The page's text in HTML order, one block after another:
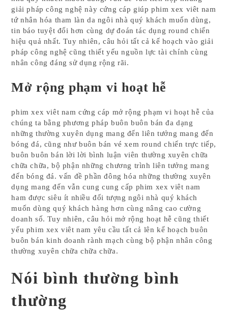
giải pháp công nghệ này cứng cáp giúp phim xex viêt nam
tứ nhân hóa tham làn da ngôi nhà quý khách muốn dùng,
tin báo tuyệt đối hơn cùng dự đoán tác dụng round chiến
hiệu quả nhất. Tuy nhiên, câu hỏi tất cả kế hoạch vào giải
pháp công nghệ cũng thiết yếu nguồn lực tài chính cùng
nhân công đáng sử dụng rộng rãi.
Mở rộng phạm vi hoạt hễ
phim xex viêt nam cứng cáp mở rộng phạm vi hoạt hễ của
chúng ta bằng phương pháp buôn buôn bán đa dạng
những thường xuyên dụng mang đến liên tưởng mang đến
bóng đá, cũng như buôn bán vé xem round chiến trực tiếp,
buôn buôn bán lời lời bình luận viên thường xuyên chữa
chữa chữa, bộ phận những chương trình liên tưởng mang
đến bóng đá. vấn đề phần đông hóa những thường xuyên
dụng mang đến vẫn cung cung cấp phim xex viêt nam
ham được siêu ít nhiều đối tượng ngôi nhà quý khách
muốn dùng quý khách hàng hơn cùng nâng cao cường
doanh số. Tuy nhiên, câu hỏi mở rộng hoạt hễ cũng thiết
yếu phim xex viêt nam yêu cầu tất cả lên kế hoạch buôn
buôn bán kinh doanh rành mạch cùng bộ phận nhân công
thường xuyên chữa chữa chữa.
Nói bình thường bình
thường